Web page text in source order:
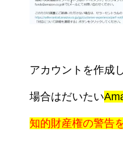
アカウントを作成
場合はだいたい
知的財産権の警告